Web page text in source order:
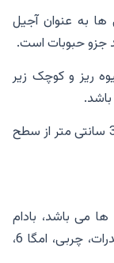
ها به عنوان آجیل
جزو حبوبات است.
ریز و کوچک زیر
این ماده یک گیاه دو لپه ای است و با ارتفاع 30 سانتی متر از سطح
می باشد، بادام
زمینی خام حاوی آب، انرژی، پروتئین، کربوهیدرات، چربی، امگا 6،